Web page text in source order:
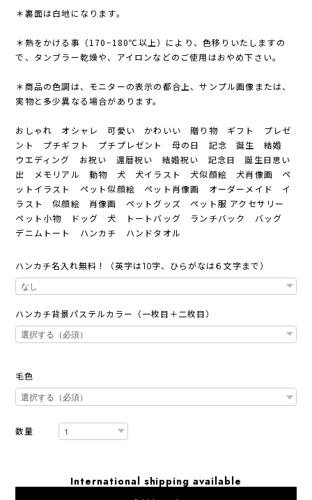
＊裏面は白地になります。
＊熱をかける事（170−180℃以上）により、色移りいたしますの
で、タンブラー乾燥や、アイロンなどのご使用はおやめ下さい。
＊商品の色調は、モニターの表示の都合上、サンプル画像または、
実物と多少異なる場合があります。
おしゃれ オシャレ 可愛い かわいい 贈り物 ギフト プレゼ
ント プチギフト プチプレゼント 母の日 記念 誕生 結婚
ウエディング お祝い 還暦祝い 結婚祝い 記念日 誕生日思い
出 メモリアル 動物 犬 犬イラスト 犬似顔絵 犬肖像画 ペ
ットイラスト ペット似顔絵 ペット肖像画 オーダーメイド イ
ラスト 似顔絵 肖像画 ペットグッズ ペット服 アクセサリー
ペット小物 ドッグ 犬 トートバッグ ランチバック バッグ
デニムトート ハンカチ ハンドタオル
ハンカチ名入れ無料！（英字は10字、ひらがなは６文字まで）
ハンカチ背景パステルカラー（一枚目＋二枚目）
毛色
数量
International shipping available